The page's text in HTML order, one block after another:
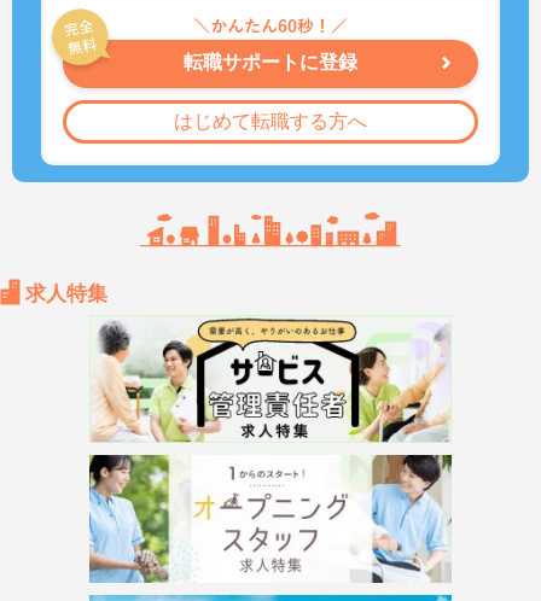
転職サポートに登録
はじめて転職する方へ
求人特集